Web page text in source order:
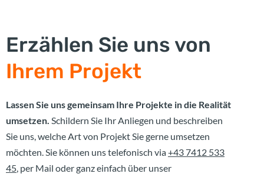
Erzählen Sie uns von
Ihrem Projekt
Lassen Sie uns gemeinsam Ihre Projekte in die Realität
umsetzen. Schildern Sie Ihr Anliegen und beschreiben
Sie uns, welche Art von Projekt Sie gerne umsetzen
möchten. Sie können uns telefonisch via+43 7412 533
45 , per Mail oder ganz einfach über unser